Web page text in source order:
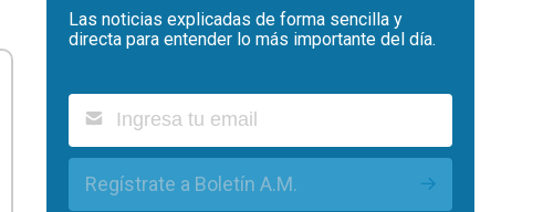
Las noticias explicadas de forma sencilla y
directa para entender lo más importante del día.
Regístrate a Boletín A.M.